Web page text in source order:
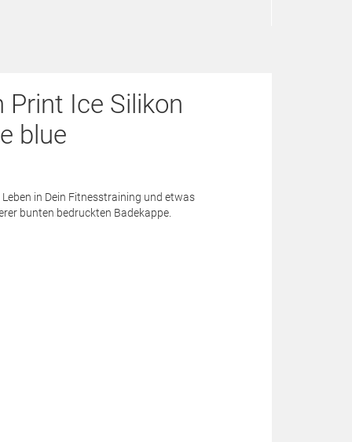
Print Ice Silikon
blue
in Dein Fitnesstraining und etwas
bunten bedruckten Badekappe.